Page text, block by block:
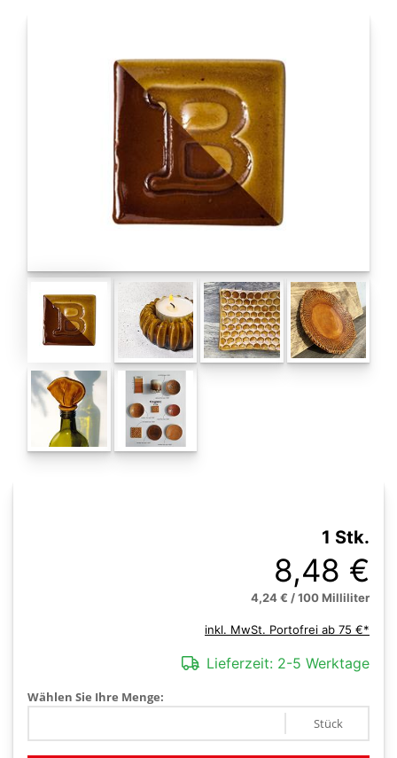
1 Stk.
8,48 €
4,24 € / 100 Milliliter
inkl. MwSt. Portofrei ab 75 €*
Lieferzeit: 2-5 Werktage
Wählen Sie Ihre Menge:
Stück